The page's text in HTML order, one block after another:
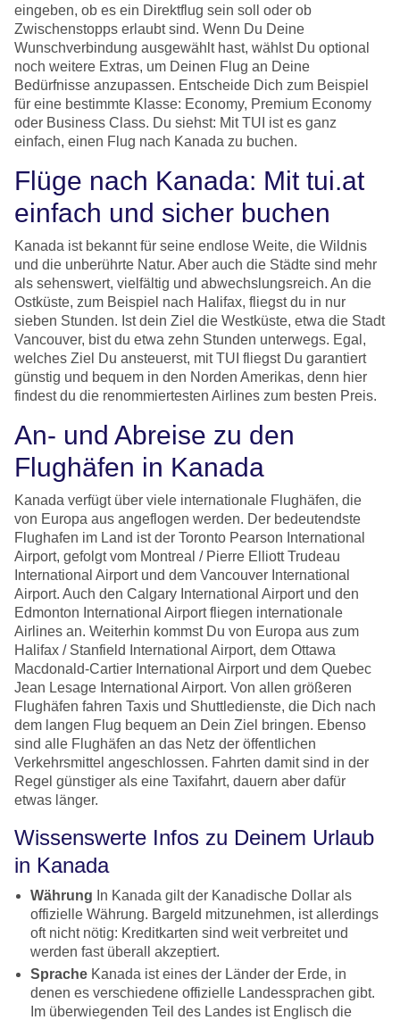
eingeben, ob es ein Direktflug sein soll oder ob
Zwischenstopps erlaubt sind. Wenn Du Deine
Wunschverbindung ausgewählt hast, wählst Du optional
noch weitere Extras, um Deinen Flug an Deine
Bedürfnisse anzupassen. Entscheide Dich zum Beispiel
für eine bestimmte Klasse: Economy, Premium Economy
oder Business Class. Du siehst: Mit TUI ist es ganz
einfach, einen Flug nach Kanada zu buchen.
Flüge nach Kanada: Mit tui.at
einfach und sicher buchen
Kanada ist bekannt für seine endlose Weite, die Wildnis
und die unberührte Natur. Aber auch die Städte sind mehr
als sehenswert, vielfältig und abwechslungsreich. An die
Ostküste, zum Beispiel nach Halifax, fliegst du in nur
sieben Stunden. Ist dein Ziel die Westküste, etwa die Stadt
Vancouver, bist du etwa zehn Stunden unterwegs. Egal,
welches Ziel Du ansteuerst, mit TUI fliegst Du garantiert
günstig und bequem in den Norden Amerikas, denn hier
findest du die renommiertesten Airlines zum besten Preis.
An- und Abreise zu den
Flughäfen in Kanada
Kanada verfügt über viele internationale Flughäfen, die
von Europa aus angeflogen werden. Der bedeutendste
Flughafen im Land ist der Toronto Pearson International
Airport, gefolgt vom Montreal / Pierre Elliott Trudeau
International Airport und dem Vancouver International
Airport. Auch den Calgary International Airport und den
Edmonton International Airport fliegen internationale
Airlines an. Weiterhin kommst Du von Europa aus zum
Halifax / Stanfield International Airport, dem Ottawa
Macdonald-Cartier International Airport und dem Quebec
Jean Lesage International Airport. Von allen größeren
Flughäfen fahren Taxis und Shuttledienste, die Dich nach
dem langen Flug bequem an Dein Ziel bringen. Ebenso
sind alle Flughäfen an das Netz der öffentlichen
Verkehrsmittel angeschlossen. Fahrten damit sind in der
Regel günstiger als eine Taxifahrt, dauern aber dafür
etwas länger.
Wissenswerte Infos zu Deinem Urlaub
in Kanada
Währung In Kanada gilt der Kanadische Dollar als
offizielle Währung. Bargeld mitzunehmen, ist allerdings
oft nicht nötig: Kreditkarten sind weit verbreitet und
werden fast überall akzeptiert.
Sprache Kanada ist eines der Länder der Erde, in
denen es verschiedene offizielle Landessprachen gibt.
Im überwiegenden Teil des Landes ist Englisch die